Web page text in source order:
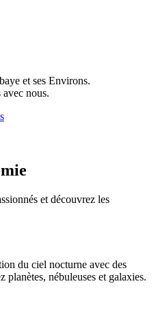
et ses Environs.
nous.
et découvrez les
du ciel nocturne avec des
planètes, nébuleuses et galaxies.